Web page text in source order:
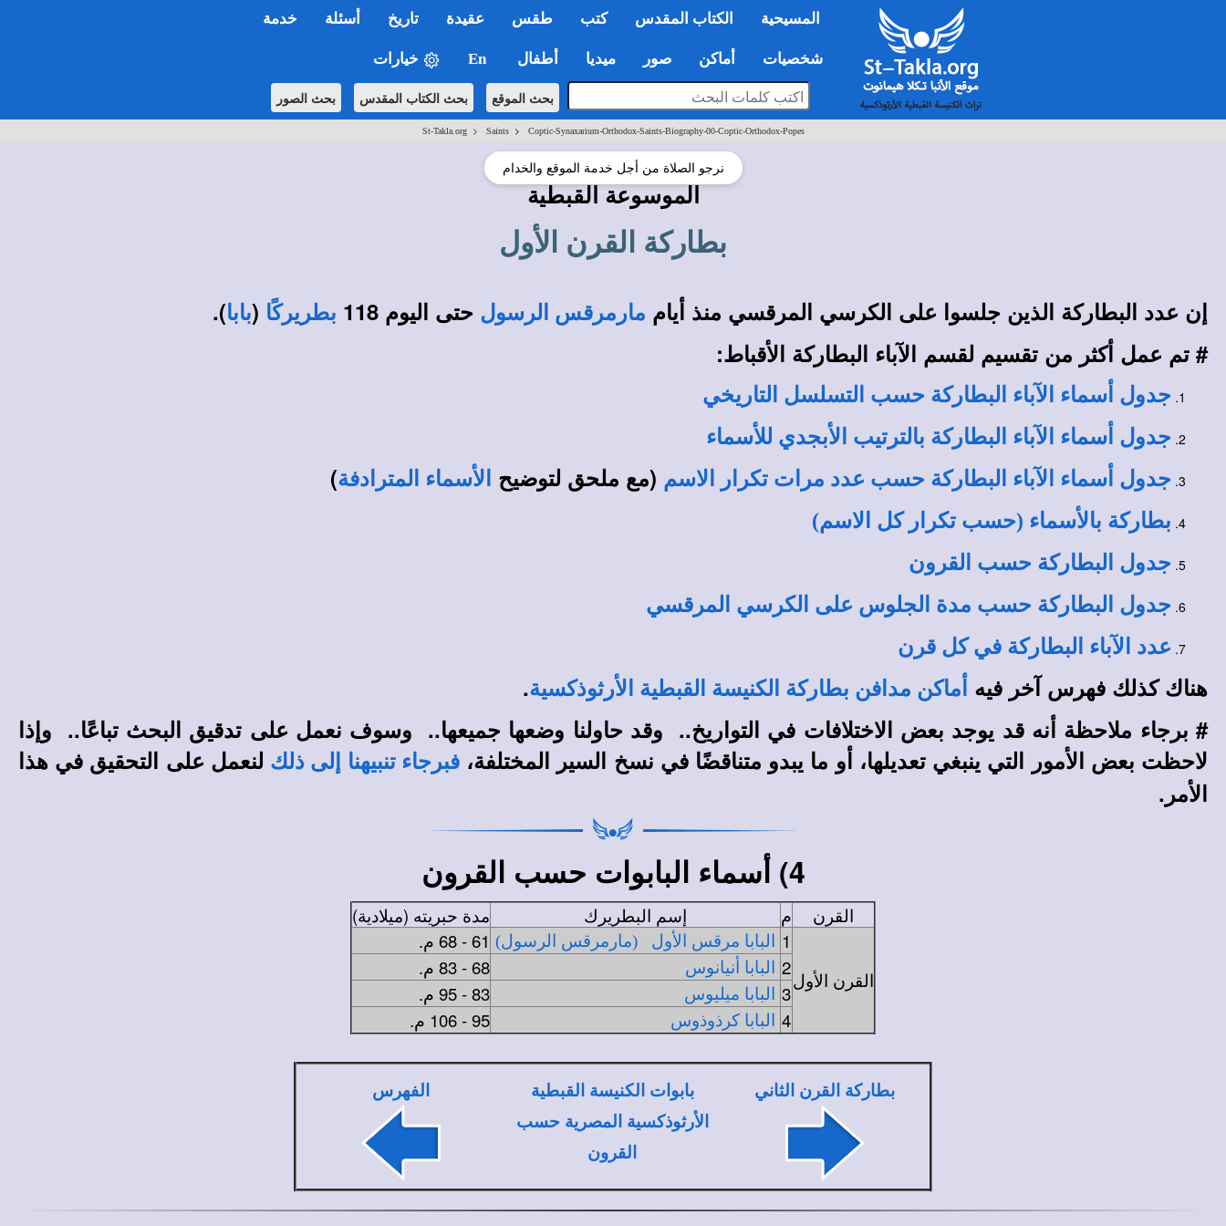
المسيحية الكتاب المقدس كتب طقس عقيدة تاريخ أسئلة خدمة
شخصيات أماكن صور ميديا أطفال En خيارات
بحث الموقع بحث الكتاب المقدس بحث الصور
St-Takla.org> Saints> Coptic-Synaxarium-Orthodox-Saints-Biography-00-Coptic-Orthodox-Popes
نرجو الصلاة من أجل خدمة الموقع والخدام
الموسوعة القبطية
بطاركة القرن الأول
إن عدد البطاركة الذين جلسوا على الكرسي المرقسي منذ أيام مارمرقس الرسول حتى اليوم 118 بطريركًا (بابا).
# تم عمل أكثر من تقسيم لقسم الآباء البطاركة الأقباط:
جدول أسماء الآباء البطاركة حسب التسلسل التاريخي
جدول أسماء الآباء البطاركة بالترتيب الأبجدي للأسماء
جدول أسماء الآباء البطاركة حسب عدد مرات تكرار الاسم (مع ملحق لتوضيح الأسماء المترادفة)
بطاركة بالأسماء (حسب تكرار كل الاسم)
جدول البطاركة حسب القرون
جدول البطاركة حسب مدة الجلوس على الكرسي المرقسي
عدد الآباء البطاركة في كل قرن
هناك كذلك فهرس آخر فيه أماكن مدافن بطاركة الكنيسة القبطية الأرثوذكسية.
# برجاء ملاحظة أنه قد يوجد بعض الاختلافات في التواريخ.. وقد حاولنا وضعها جميعها.. وسوف نعمل على تدقيق البحث تباعًا.. وإذا
لاحظت بعض الأمور التي ينبغي تعديلها، أو ما يبدو متناقضًا في نسخ السير المختلفة،فبرجاء تنبيهنا إلى ذلك لنعمل على التحقيق في هذا
الأمر.
4) أسماء البابوات حسب القرون
القرن م إسم البطريرك مدة حبريته (ميلادية)
القرن الأول
1 البابا مرقس الأول (مارمرقس الرسول) 61 - 68 م.
2
البابا أنيانوس
68 - 83 م.
3
البابا ميليوس
83 - 95 م.
4
البابا كرذوذوس 95 - 106 م.
بطاركة القرن الثاني
بابوات الكنيسة القبطية
الأرثوذكسية المصرية حسب
القرون
الفهرس